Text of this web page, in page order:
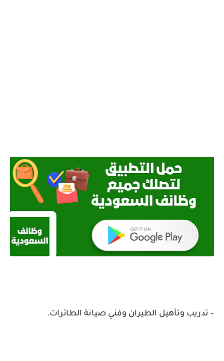
– تدريب وتأهيل الطيران وفني صيانة الطائرات.